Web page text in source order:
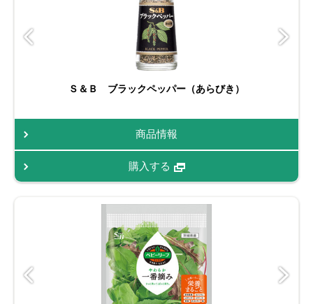
Ｓ＆Ｂ ブラックペッパー（あらびき）
商品情報
購入する